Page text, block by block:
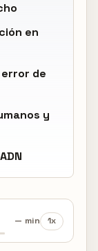
en
de
y
— min 1x